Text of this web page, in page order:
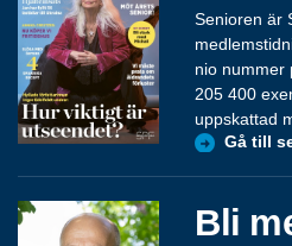
Senioren är
nio nummer
205 400
uppskattad
Gå till
Bli